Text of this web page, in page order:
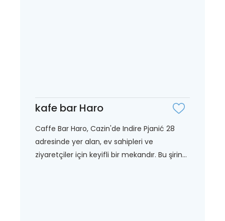
kafe bar Haro
Caffe Bar Haro, Cazin'de Indire Pjanić 28
adresinde yer alan, ev sahipleri ve
ziyaretçiler için keyifli bir mekandır. Bu şirin...